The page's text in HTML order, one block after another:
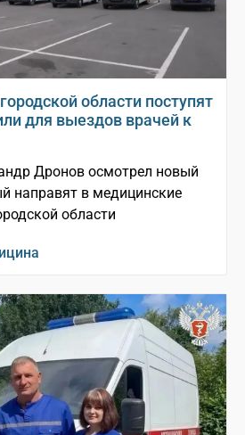
области поступят
для выездов врачей к
Дронов осмотрел новый
направят в медицинские
области